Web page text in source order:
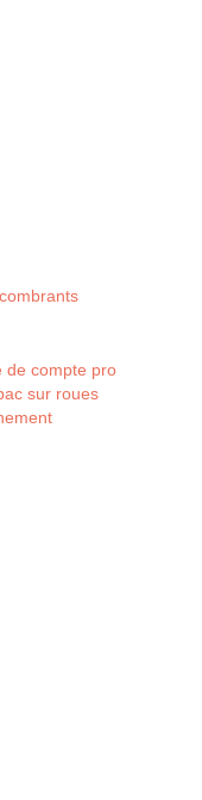
de compte pro
sur roues